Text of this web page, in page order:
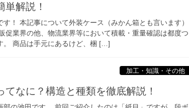
解説！
！ 本記事について外装ケース（みかん箱とも言います）
促業界の他、物流業界等において積載・重量確認は都度つ
。 商品は手元にあるけど、梱 […]
加工・知識・その他
なに？構造と種類を徹底解説！